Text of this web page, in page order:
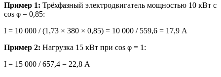
Пример 1: Трёхфазный электродвигатель мощностью 10 кВт с
cos φ = 0,85:
I = 10 000 / (1,73 × 380 × 0,85) = 10 000 / 559,6 = 17,9 А
Пример 2: Нагрузка 15 кВт при cos φ = 1:
I = 15 000 / 657,4 = 22,8 А